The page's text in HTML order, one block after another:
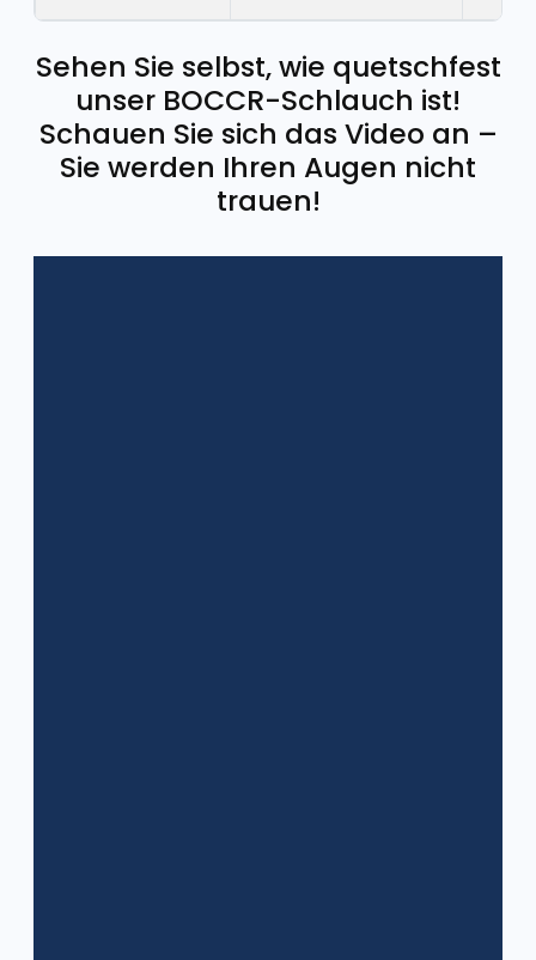
Sehen Sie selbst, wie quetschfest
unser BOCCR-Schlauch ist!
Schauen Sie sich das Video an –
Sie werden Ihren Augen nicht
trauen!